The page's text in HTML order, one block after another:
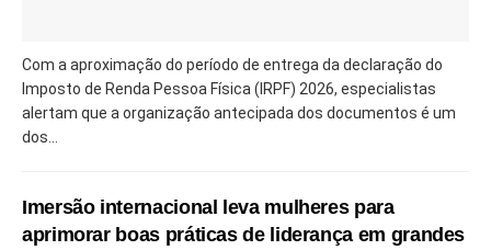
Com a aproximação do período de entrega da declaração do
Imposto de Renda Pessoa Física (IRPF) 2026, especialistas
alertam que a organização antecipada dos documentos é um
dos...
Imersão internacional leva mulheres para
aprimorar boas práticas de liderança em grandes